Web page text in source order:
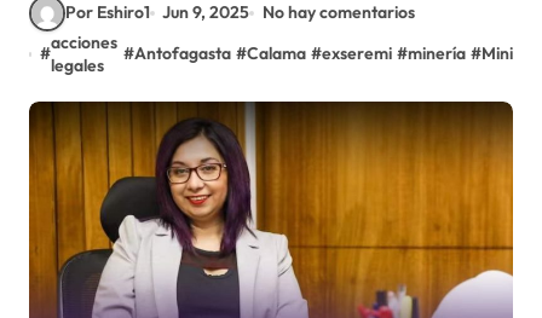
Por Eshiro1 Jun 9, 2025
No hay comentarios
#
acciones
legales
#Antofagasta #Calama #exseremi #minería #